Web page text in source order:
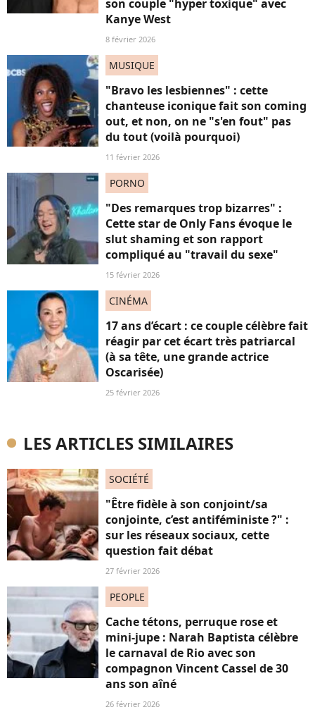
son couple "hyper toxique" avec
Kanye West
8 février 2026
MUSIQUE
"Bravo les lesbiennes" : cette
chanteuse iconique fait son coming
out, et non, on ne "s'en fout" pas
du tout (voilà pourquoi)
11 février 2026
PORNO
"Des remarques trop bizarres" :
Cette star de Only Fans évoque le
slut shaming et son rapport
compliqué au "travail du sexe"
15 février 2026
CINÉMA
17 ans d’écart : ce couple célèbre fait
réagir par cet écart très patriarcal
(à sa tête, une grande actrice
Oscarisée)
25 février 2026
LES ARTICLES SIMILAIRES
SOCIÉTÉ
"Être fidèle à son conjoint/sa
conjointe, c’est antiféministe ?" :
sur les réseaux sociaux, cette
question fait débat
27 février 2026
PEOPLE
Cache tétons, perruque rose et
mini-jupe : Narah Baptista célèbre
le carnaval de Rio avec son
compagnon Vincent Cassel de 30
ans son aîné
26 février 2026